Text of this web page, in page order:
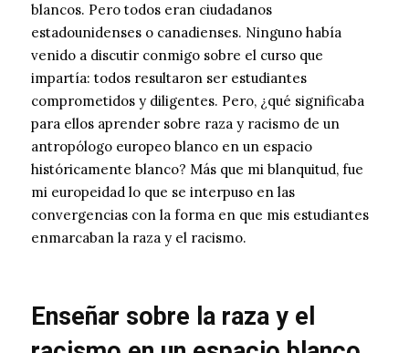
blancos. Pero todos eran ciudadanos
estadounidenses o canadienses. Ninguno había
venido a discutir conmigo sobre el curso que
impartía: todos resultaron ser estudiantes
comprometidos y diligentes. Pero, ¿qué significaba
para ellos aprender sobre raza y racismo de un
antropólogo europeo blanco en un espacio
históricamente blanco? Más que mi blanquitud, fue
mi europeidad lo que se interpuso en las
convergencias con la forma en que mis estudiantes
enmarcaban la raza y el racismo.
Enseñar sobre la raza y el